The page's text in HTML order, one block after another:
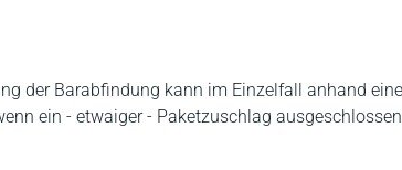
der Barabfindung kann im Einzelfall anhand
ein - etwaiger - Paketzuschlag ausgeschlossen